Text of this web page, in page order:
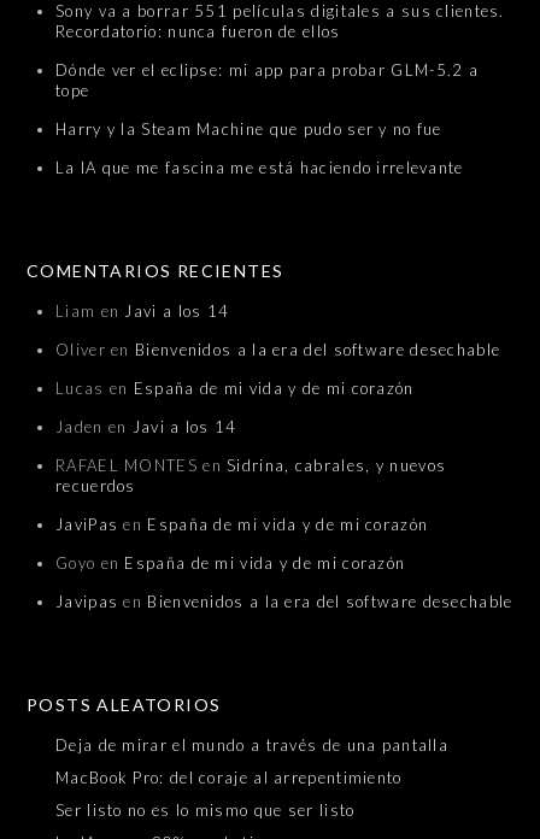
Sony va a borrar 551 películas digitales a sus clientes.
Recordatorio: nunca fueron de ellos
Dónde ver el eclipse: mi app para probar GLM-5.2 a
tope
Harry y la Steam Machine que pudo ser y no fue
La IA que me fascina me está haciendo irrelevante
COMENTARIOS RECIENTES
Liam en Javi a los 14
Oliver en Bienvenidos a la era del software desechable
Lucas en España de mi vida y de mi corazón
Jaden en Javi a los 14
RAFAEL MONTES enSidrina, cabrales, y nuevos
recuerdos
JaviPas en España de mi vida y de mi corazón
Goyo en España de mi vida y de mi corazón
Javipas en Bienvenidos a la era del software desechable
POSTS ALEATORIOS
Deja de mirar el mundo a través de una pantalla
MacBook Pro: del coraje al arrepentimiento
Ser listo no es lo mismo que ser listo